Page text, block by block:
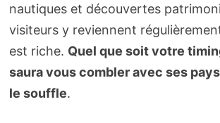
nautiques et découvertes
visiteurs y reviennent
est riche. Quel que soit votre
saura vous combler avec ses
le souffle.